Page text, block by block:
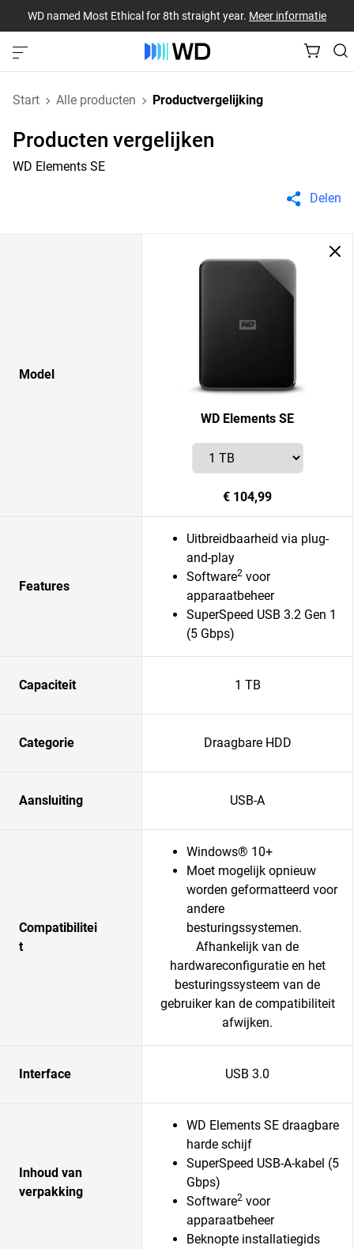
WD named Most Ethical for 8th straight year. Meer informatie
Start Alle producten Productvergelijking
Producten vergelijken
WD Elements SE
Delen
Model
WD Elements SE
€ 104,99
Features
Uitbreidbaarheid via plug-
and-play
Software2 voor
apparaatbeheer
SuperSpeed USB 3.2 Gen 1
(5 Gbps)
Capaciteit 1 TB
Categorie Draagbare HDD
Aansluiting USB-A
Compatibilitei
t
Windows® 10+
Moet mogelijk opnieuw
worden geformatteerd voor
andere
besturingssystemen.
Afhankelijk van de
hardwareconfiguratie en het
besturingssysteem van de
gebruiker kan de compatibiliteit
afwijken.
Interface USB 3.0
Inhoud van
verpakking
WD Elements SE draagbare
harde schijf
SuperSpeed USB-A-kabel (5
Gbps)
Software2 voor
apparaatbeheer
Beknopte installatiegids